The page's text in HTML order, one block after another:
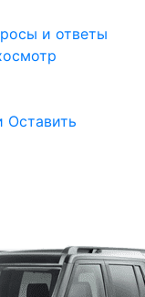
и ответы
Оставить